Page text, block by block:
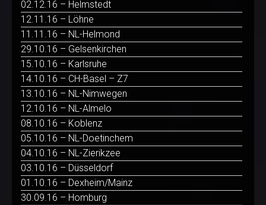
02.12.16 – Helmstedt
12.11.16 – Löhne
11.11.16 – NL-Helmond
29.10.16 – Gelsenkirchen
15.10.16 – Karlsruhe
14.10.16 – CH-Basel – Z7
13.10.16 – NL-Nimwegen
12.10.16 – NL-Almelo
08.10.16 – Koblenz
05.10.16 – NL-Doetinchem
04.10.16 – NL-Zierikzee
03.10.16 – Düsseldorf
01.10.16 – Dexheim/Mainz
30.09.16 – Homburg